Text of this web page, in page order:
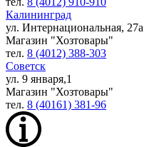
Калининград
ул. Интернациональная, 27а
Магазин "Хозтовары"
тел. 8 (4012) 388-303
Советск
ул. 9 января,1
Магазин "Хозтовары"
тел. 8 (40161) 381-96